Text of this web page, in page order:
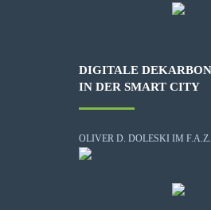
DIGITALE
IN DER SMART CITY
OLIVER D. DOLESKI IM